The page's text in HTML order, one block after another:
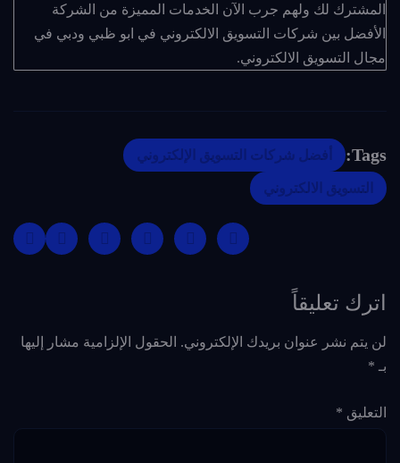
المشترك لك ولهم جرب الآن الخدمات المميزة من الشركة
الأفضل بين شركات التسويق الالكتروني في ابو ظبي ودبي في
مجال التسويق الالكتروني.
Tags: أفضل شركات التسويق الإلكتروني
التسويق الالكتروني
اترك تعليقاً
لن يتم نشر عنوان بريدك الإلكتروني. الحقول الإلزامية مشار إليها
بـ *
التعليق *